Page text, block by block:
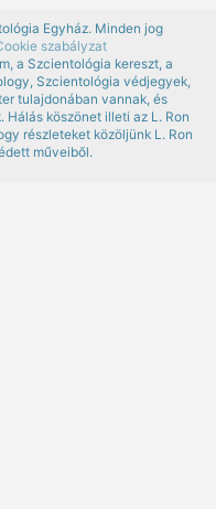
Egyház. Minden jog
szabályzat
a Szcientológia kereszt, a
Szcientológia védjegyek,
tulajdonában vannak, és
köszönet illeti az L. Ron
részleteket közöljünk L. Ron
műveiből.